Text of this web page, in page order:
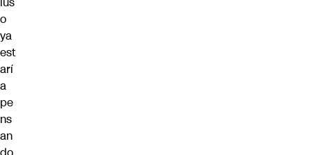
o
ya
est
arí
a
pe
ns
an